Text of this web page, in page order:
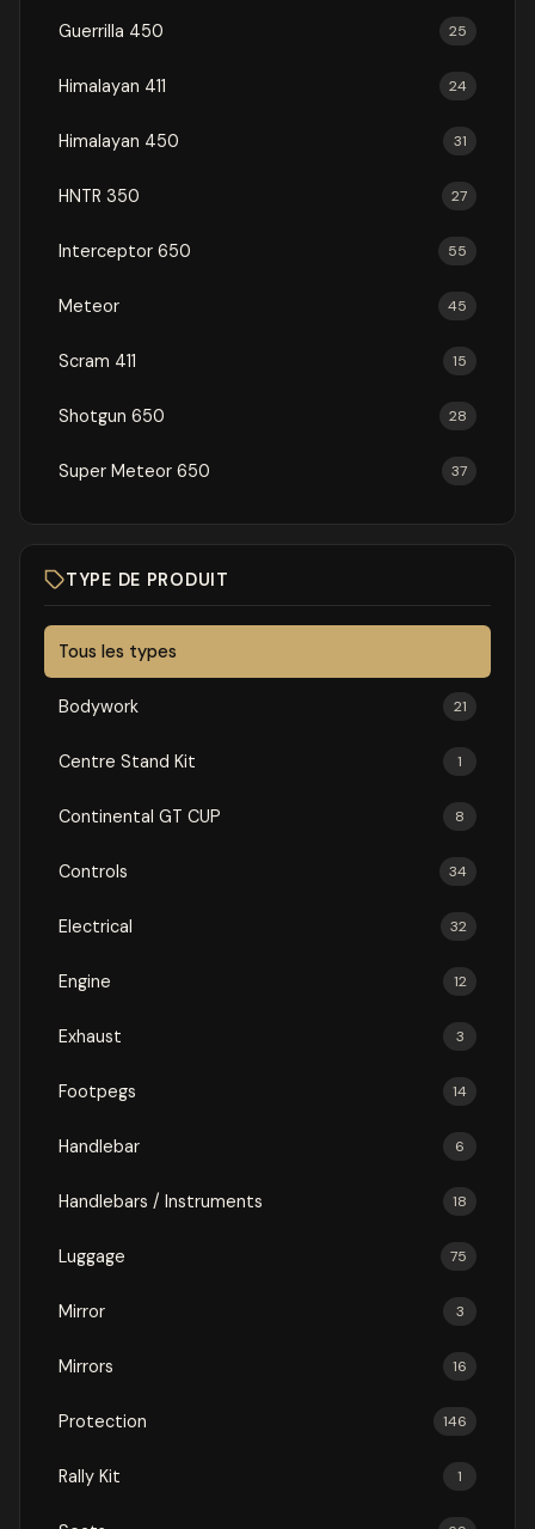
Guerrilla 450 25
Himalayan 411 24
Himalayan 450 31
HNTR 350 27
Interceptor 650 55
Meteor 45
Scram 411 15
Shotgun 650 28
Super Meteor 650 37
TYPE DE PRODUIT
Tous les types
Bodywork 21
Centre Stand Kit 1
Continental GT CUP 8
Controls 34
Electrical 32
Engine 12
Exhaust 3
Footpegs 14
Handlebar 6
Handlebars / Instruments 18
Luggage 75
Mirror 3
Mirrors 16
Protection 146
Rally Kit 1